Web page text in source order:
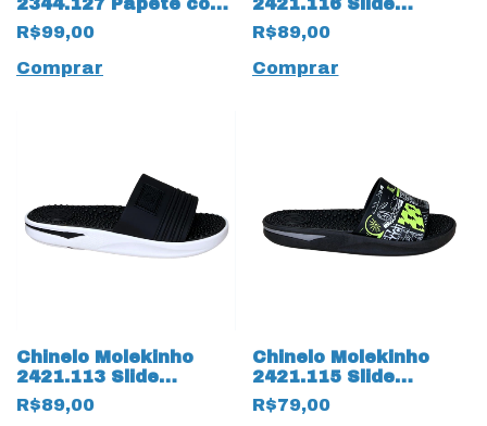
2344.127 Papete com
Strass 17543 Rosa
R$99,00
Comprar
2421.116 Slide
Gaspea com Ajustes
17536 Marinho
R$89,00
Comprar
Chinelo Molekinho
2421.113 Slide
Gáspea Napa Way
17535 Preto
R$89,00
Chinelo Molekinho
2421.115 Slide
Gaspea Uganda
17534 Preto
R$79,00